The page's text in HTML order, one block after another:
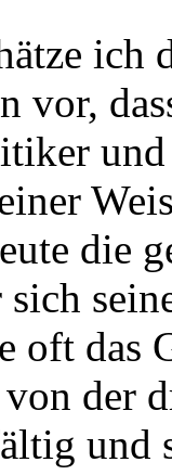
ich
vor,
die
oft das
von der
und